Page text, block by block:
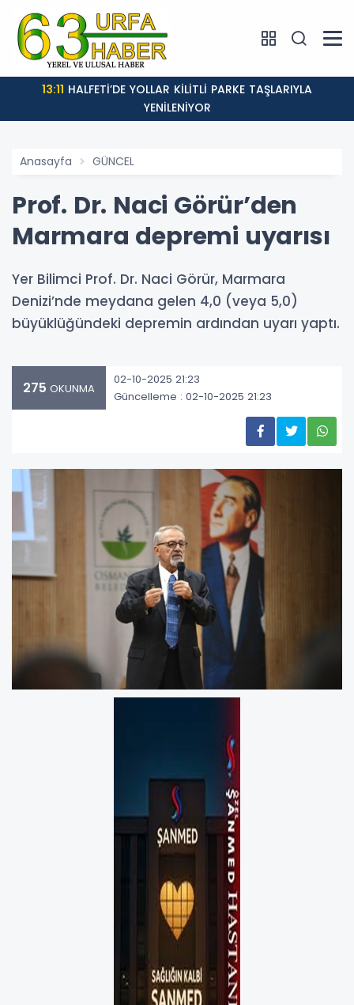
13:11
YENİLENİYOR
Anasayfa GÜNCEL
Prof. Dr. Naci Görür’den
Marmara depremi uyarısı
Yer Bilimci Prof. Dr. Naci Görür, Marmara
Denizi’nde meydana gelen 4,0 (veya 5,0)
büyüklüğündeki depremin ardından uyarı yaptı.
275 OKUNMA
02-10-2025 21:23
Güncelleme : 02-10-2025 21:23